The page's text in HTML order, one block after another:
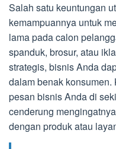
Salah satu keuntungan
kemampuannya untuk
lama pada calon
spanduk, brosur, atau
strategis, bisnis Anda
dalam benak
pesan bisnis Anda di
cenderung
dengan produk atau